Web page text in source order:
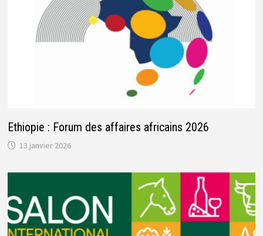
Ethiopie : Forum des affaires africains 2026
13 janvier 2026